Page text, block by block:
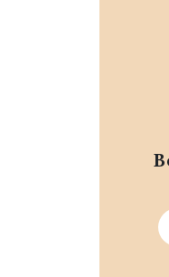
box farina per pizza le